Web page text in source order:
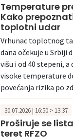
Temperature
Kako
toplotni udar
Vrhunac toplotnog
dana očekuje u Srbiji
višu i od 40 stepeni,
visoke temperature
povećanja rizika po
30.07.2026 | 16:50 > 13:37
Proširuje se
teret RFZO